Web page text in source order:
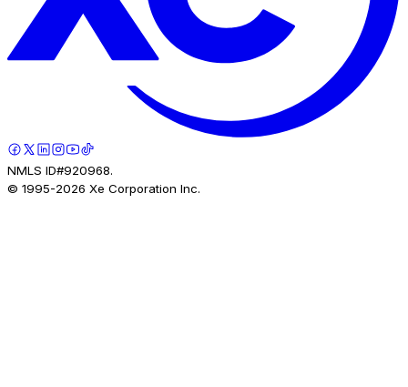
NMLS ID#920968.
© 1995-2026 Xe Corporation Inc.